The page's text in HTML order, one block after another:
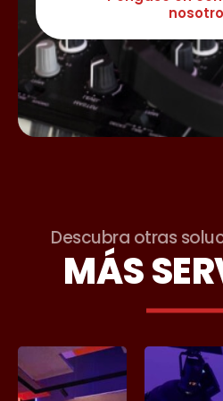
Descubra otras
MÁS